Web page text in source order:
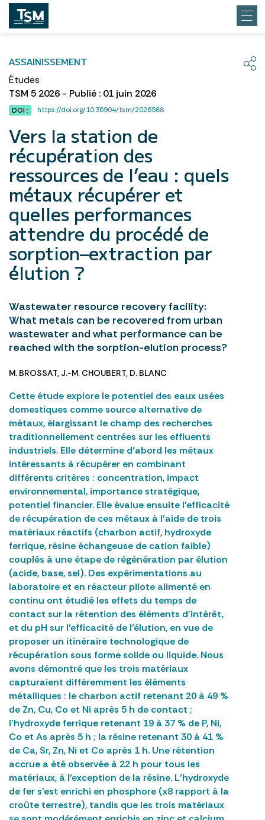
ASSAINISSEMENT
Études
TSM 5 2026 - Publié : 01 juin 2026
DOI : https://doi.org/10.36904/tsm/2026588
Vers la station de
récupération des
ressources de l’eau : quels
métaux récupérer et
quelles performances
attendre du procédé de
sorption–extraction par
élution ?
Wastewater resource recovery facility:
What metals can be recovered from urban
wastewater and what performance can be
reached with the sorption-elution process?
M. BROSSAT, J.-M. CHOUBERT, D. BLANC
Cette étude explore le potentiel des eaux usées
domestiques comme source alternative de
métaux, élargissant le champ des recherches
traditionnellement centrées sur les effluents
industriels. Elle détermine d’abord les métaux
intéressants à récupérer en combinant
différents critères : concentration, impact
environnemental, importance stratégique,
potentiel financier. Elle évalue ensuite l’efficacité
de récupération de ces métaux à l’aide de trois
matériaux réactifs (charbon actif, hydroxyde
ferrique, résine échangeuse de cation faible)
couplés à une étape de régénération par élution
(acide, base, sel). Des expérimentations au
laboratoire et en réacteur pilote alimenté en
continu ont étudié les effets du temps de
contact sur la rétention des éléments d’intérêt,
et du pH sur l’efficacité de l’élution, en vue de
proposer un itinéraire technologique de
récupération sous forme solide ou liquide. Nous
avons démontré que les trois matériaux
capturaient différemment les éléments
métalliques : le charbon actif retenant 20 à 49 %
de Zn, Cu, Co et Ni après 5 h de contact ;
l’hydroxyde ferrique retenant 19 à 37 % de P, Ni,
Co et As après 5 h ; la résine retenant 30 à 41 %
de Ca, Sr, Zn, Ni et Co après 1 h. Une rétention
accrue a été observée à 22 h pour tous les
matériaux, à l’exception de la résine. L’hydroxyde
de fer s’est enrichi en phosphore (x8 rapport à la
croûte terrestre), tandis que les trois matériaux